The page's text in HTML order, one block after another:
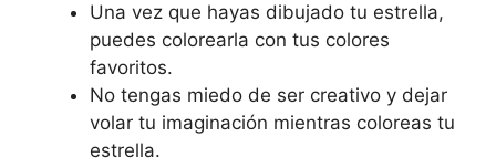
Una vez que hayas dibujado tu estrella,
puedes colorearla con tus colores
favoritos.
No tengas miedo de ser creativo y dejar
volar tu imaginación mientras coloreas tu
estrella.